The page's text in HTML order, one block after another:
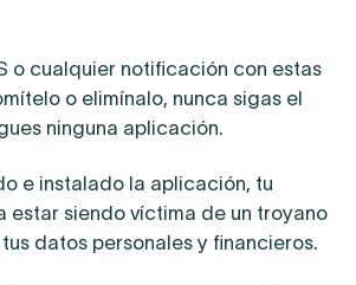
o cualquier notificación con estas
o elimínalo, nunca sigas el
ninguna aplicación.
e instalado la aplicación, tu
estar siendo víctima de un troyano
datos personales y financieros.